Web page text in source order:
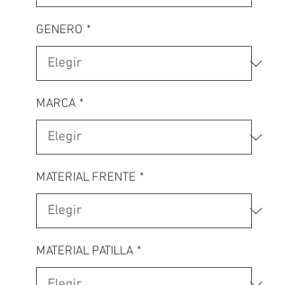
GENERO *
MARCA *
MATERIAL FRENTE *
MATERIAL PATILLA *